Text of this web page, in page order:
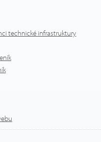
technické infrastruktury